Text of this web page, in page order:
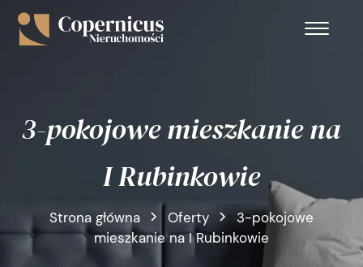
3-pokojowe mieszkanie na
I Rubinkowie
Strona główna Oferty
3-pokojowe
mieszkanie na I Rubinkowie